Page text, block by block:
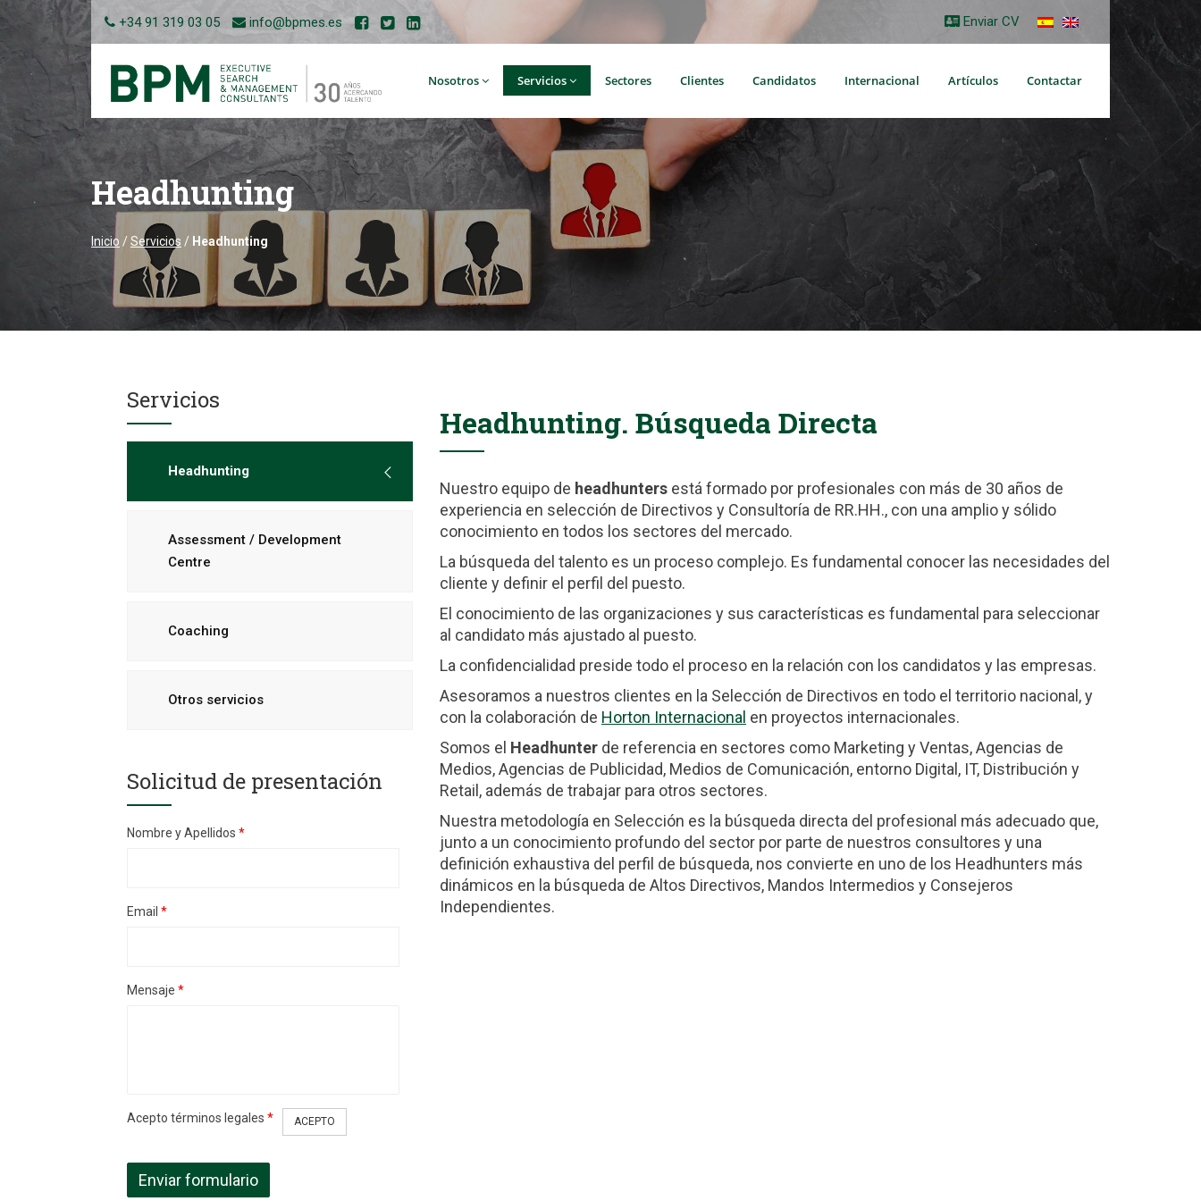
+34 91 319 03 05 info@bpmes.es Enviar CV
Nosotros Servicios Sectores Clientes Candidatos Internacional Artículos Contactar
Headhunting
Inicio / Servicios / Headhunting
Headhunting. Búsqueda Directa
Nuestro equipo de headhunters está formado por profesionales con más de 30 años de
experiencia en selección de Directivos y Consultoría de RR.HH., con una amplio y sólido
conocimiento en todos los sectores del mercado.
La búsqueda del talento es un proceso complejo. Es fundamental conocer las necesidades del
cliente y definir el perfil del puesto.
El conocimiento de las organizaciones y sus características es fundamental para seleccionar
al candidato más ajustado al puesto.
La confidencialidad preside todo el proceso en la relación con los candidatos y las empresas.
Asesoramos a nuestros clientes en la Selección de Directivos en todo el territorio nacional, y
con la colaboración de Horton Internacional en proyectos internacionales.
Somos el Headhunter de referencia en sectores como Marketing y Ventas, Agencias de
Medios, Agencias de Publicidad, Medios de Comunicación, entorno Digital, IT, Distribución y
Retail, además de trabajar para otros sectores.
Nuestra metodología en Selección es la búsqueda directa del profesional más adecuado que,
junto a un conocimiento profundo del sector por parte de nuestros consultores y una
definición exhaustiva del perfil de búsqueda, nos convierte en uno de los Headhunters más
dinámicos en la búsqueda de Altos Directivos, Mandos Intermedios y Consejeros
Independientes.
Servicios
Headhunting
Assessment / Development
Centre
Coaching
Otros servicios
Solicitud de presentación
Nombre y Apellidos *
Email *
Mensaje *
Acepto términos legales * ACEPTO